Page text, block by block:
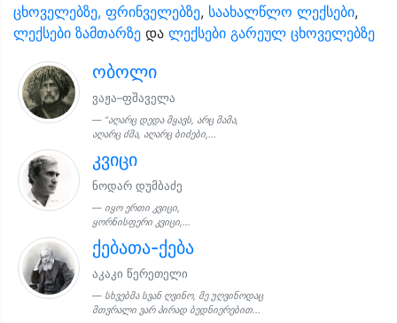
ცხოველებზე, ფრინველებზე, საახალწლო ლექსები,
ლექსები ზამთარზე და ლექსები გარეულ ცხოველებზე
ობოლი
ვაჟა–ფშაველა
“აღარც დედა მყავს, არც მამა,
აღარც ძმა, აღარც ბიძები,...
კვიცი
ნოდარ დუმბაძე
იყო ერთი კვიცი,
ყორნისფერი კვიცი,...
ქებათა-ქება
აკაკი წერეთელი
სხვებმა სვან ღვინო, მე უღვინოდაც
მთვრალი ვარ პირად ბედნიერებით...